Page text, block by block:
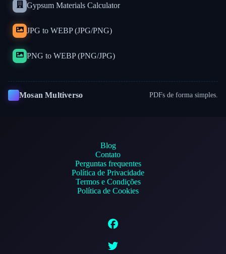
Gypsum Materials Calculator
JPG to WEBP (JPG/PNG)
PNG to WEBP (PNG/JPG)
Mosan Multiverso PDFs de forma simples.
Blog
Contato
Perguntas frequentes
Política de Privacidade
Termos e Condições
Política de Cookies